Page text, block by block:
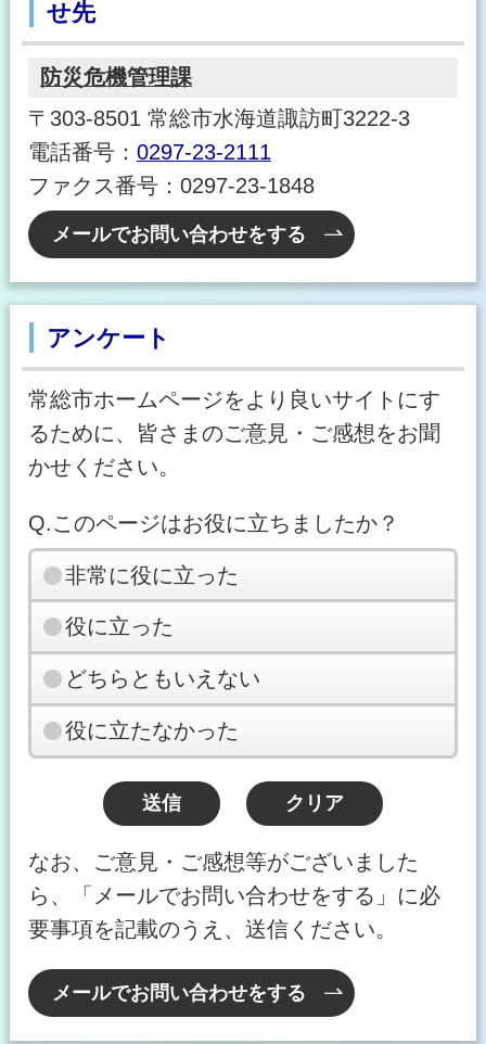
せ先
防災危機管理課
〒303-8501 常総市水海道諏訪町3222-3
電話番号： 0297-23-2111
ファクス番号：0297-23-1848
メールでお問い合わせをする
アンケート
常総市ホームページをより良いサイトにす
るために、皆さまのご意見・ご感想をお聞
かせください。
Q.このページはお役に立ちましたか？
非常に役に立った
役に立った
どちらともいえない
役に立たなかった
なお、ご意見・ご感想等がございました
ら、「メールでお問い合わせをする」に必
要事項を記載のうえ、送信ください。
メールでお問い合わせをする